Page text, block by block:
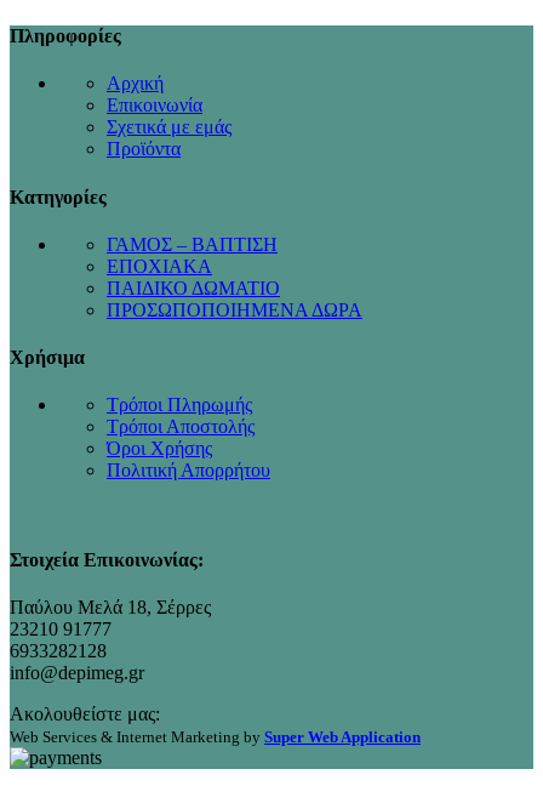
Πληροφορίες
Αρχική
Επικοινωνία
Σχετικά με εμάς
Προϊόντα
Κατηγορίες
ΓΑΜΟΣ – ΒΑΠΤΙΣΗ
ΕΠΟΧΙΑΚΑ
ΠΑΙΔΙΚΟ ΔΩΜΑΤΙΟ
ΠΡΟΣΩΠΟΠΟΙΗΜΕΝΑ ΔΩΡΑ
Χρήσιμα
Τρόποι Πληρωμής
Τρόποι Αποστολής
Όροι Χρήσης
Πολιτική Απορρήτου
Στοιχεία Επικοινωνίας:
Παύλου Μελά 18, Σέρρες
23210 91777
6933282128
info@depimeg.gr
Ακολουθείστε μας:
Web Services & Internet Marketing by Super Web Application